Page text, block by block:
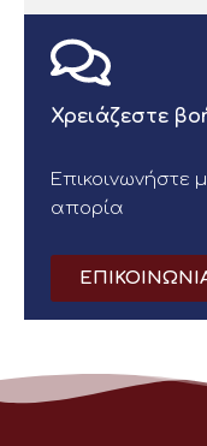
Χρειάζεστε
Επικοινωνήστε
απορία